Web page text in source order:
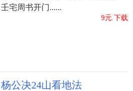
壬宅周书开门......
9元.下载
杨公决24山看地法